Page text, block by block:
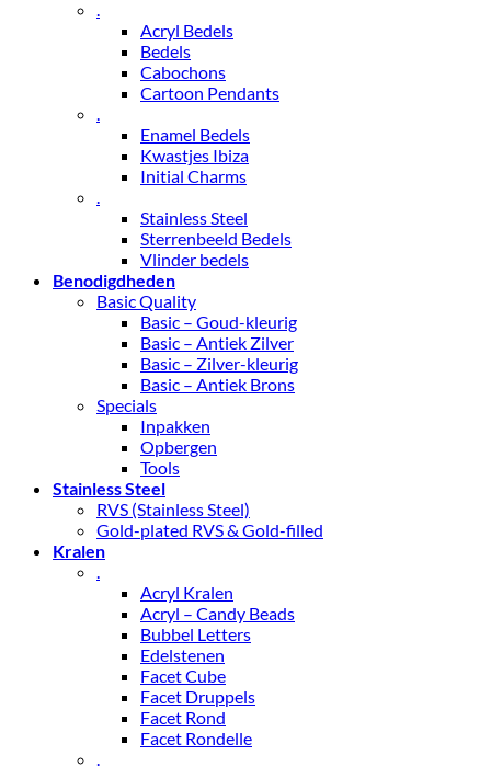
Acryl Bedels
Bedels
Cabochons
Cartoon Pendants
Enamel Bedels
Kwastjes Ibiza
Initial Charms
Stainless Steel
Sterrenbeeld Bedels
Vlinder bedels
Benodigdheden
Basic Quality
Basic – Goud-kleurig
Basic – Antiek Zilver
Basic – Zilver-kleurig
Basic – Antiek Brons
Specials
Inpakken
Opbergen
Tools
Stainless Steel
RVS (Stainless Steel)
Gold-plated RVS & Gold-filled
Kralen
Acryl Kralen
Acryl – Candy Beads
Bubbel Letters
Edelstenen
Facet Cube
Facet Druppels
Facet Rond
Facet Rondelle